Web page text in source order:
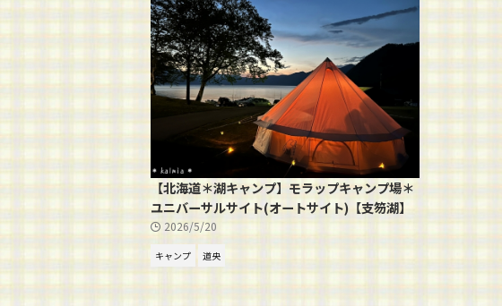
【北海道＊湖キャンプ】モラップキャンプ場＊
ユニバーサルサイト(オートサイト)【支笏湖】
2026/5/20
キャンプ 道央